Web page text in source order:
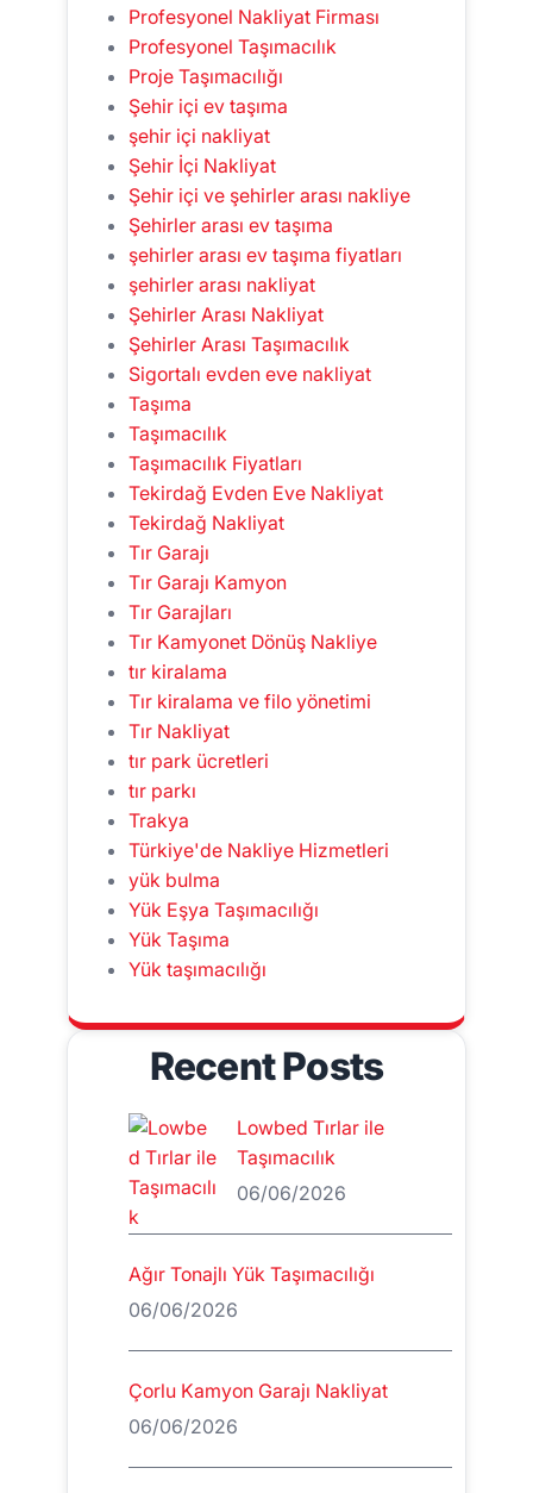
Profesyonel Nakliyat Firması
Profesyonel Taşımacılık
Proje Taşımacılığı
Şehir içi ev taşıma
şehir içi nakliyat
Şehir İçi Nakliyat
Şehir içi ve şehirler arası nakliye
Şehirler arası ev taşıma
şehirler arası ev taşıma fiyatları
şehirler arası nakliyat
Şehirler Arası Nakliyat
Şehirler Arası Taşımacılık
Sigortalı evden eve nakliyat
Taşıma
Taşımacılık
Taşımacılık Fiyatları
Tekirdağ Evden Eve Nakliyat
Tekirdağ Nakliyat
Tır Garajı
Tır Garajı Kamyon
Tır Garajları
Tır Kamyonet Dönüş Nakliye
tır kiralama
Tır kiralama ve filo yönetimi
Tır Nakliyat
tır park ücretleri
tır parkı
Trakya
Türkiye'de Nakliye Hizmetleri
yük bulma
Yük Eşya Taşımacılığı
Yük Taşıma
Yük taşımacılığı
Recent Posts
Lowbed Tırlar ile
Taşımacılık
06/06/2026
Ağır Tonajlı Yük Taşımacılığı
06/06/2026
Çorlu Kamyon Garajı Nakliyat
06/06/2026